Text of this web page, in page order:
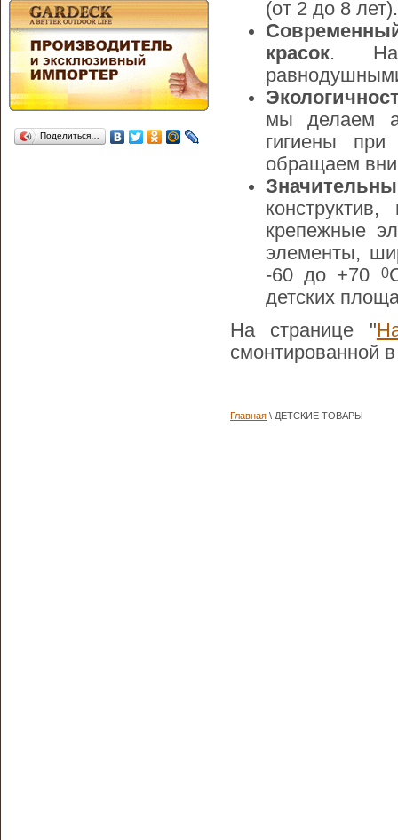
(от 2 до 8 лет).
красок.
мы делаем
гигиены
обращаем
крепежные
элементы,
-60 до +70
0
детских
На странице "
смонтированной
Главная \ ДЕТСКИЕ ТОВАРЫ
Поделиться…